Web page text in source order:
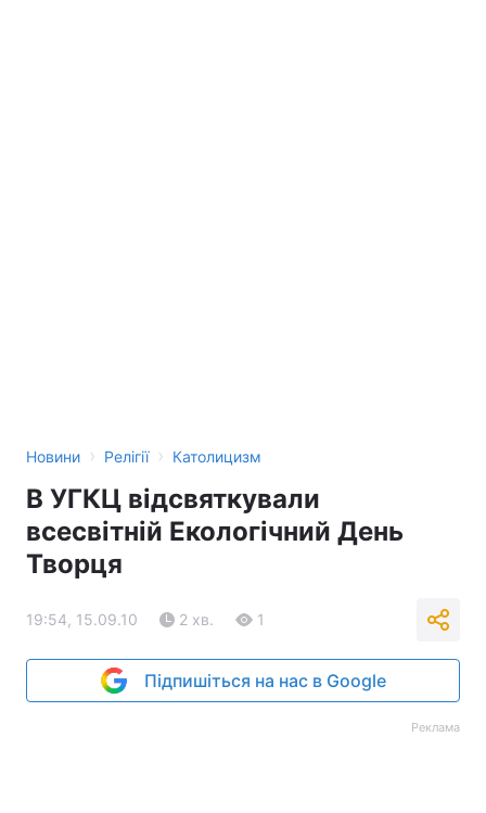
Новини › Релігії › Католицизм
В УГКЦ відсвяткували
всесвітній Екологічний День
Творця
19:54, 15.09.10 2 хв. 1
Підпишіться на нас в Google
Реклама